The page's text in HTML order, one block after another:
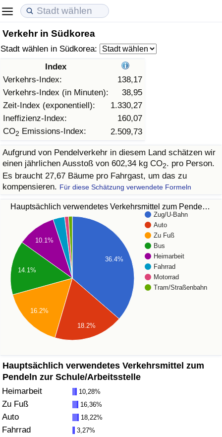
Verkehr in Südkorea
Stadt wählen in Südkorea:
Index
Verkehrs-Index:
138,17
Verkehrs-Index (in Minuten):
38,95
Zeit-Index (exponentiell):
1.330,27
Ineffizienz-Index:
160,07
CO2 Emissions-Index: 2.509,73
Aufgrund von Pendelverkehr in diesem Land schätzen wir
einen jährlichen Ausstoß von 602,34 kg CO2. pro Person.
Es braucht 27,67 Bäume pro Fahrgast, um das zu
kompensieren. Für diese Schätzung verwendete Formeln
Hauptsächlich verwendetes Verkehrsmittel zum Pende…
Zug/U-Bahn
Auto
Zu Fuß
Bus
Heimarbeit
Fahrrad
Motorrad
Tram/Straßenbahn
36.4%
10.1%
14.1%
16.2%
18.2%
Hauptsächlich verwendetes Verkehrsmittel zum
Pendeln zur Schule/Arbeitsstelle
Heimarbeit 10,28%
Zu Fuß 16,36%
Auto 18,22%
Fahrrad 3,27%
Lebenshaltungskosten
Lebenshaltungskosten-Index (aktuell)
Lebenshaltungskosten-Index
Lebenshaltungskosten-Index nach Land
in Akaba
Immobilienpreise
Immobilienpreis-Index (aktuell)
Immobilienpreis-Index
Immobilienpreis-Index nach Land
Lebensqualität
Lebensqualität-Index
Lebensqualität-Index (aktuell)
Lebensqualitätsindex nach Land
Kriminalität
Kriminalitäts-Index (aktuell)
Kriminalitäts-Index
Kriminalitätsindex nach Land
Gesundheitsversorgung
Gesundheitsversorgungs-Index (aktuell)
Gesundheitsversorgungs-Index
Gesundheitsversorgungs-Index nach Land
Umweltverschmutzung
Umweltverschmutzungs-Index (aktuell)
Verschmutzungsindex
Umweltverschmutzungs-Index nach Land